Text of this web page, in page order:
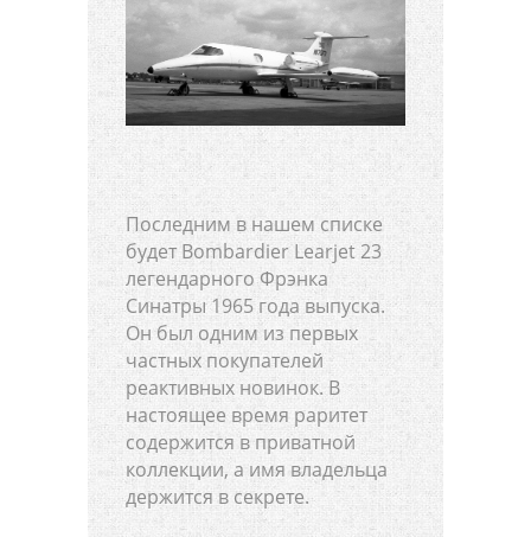
Последним в нашем списке
будет Bombardier Learjet 23
легендарного Фрэнка
Синатры 1965 года выпуска.
Он был одним из первых
частных покупателей
реактивных новинок. В
настоящее время раритет
содержится в приватной
коллекции, а имя владельца
держится в секрете.